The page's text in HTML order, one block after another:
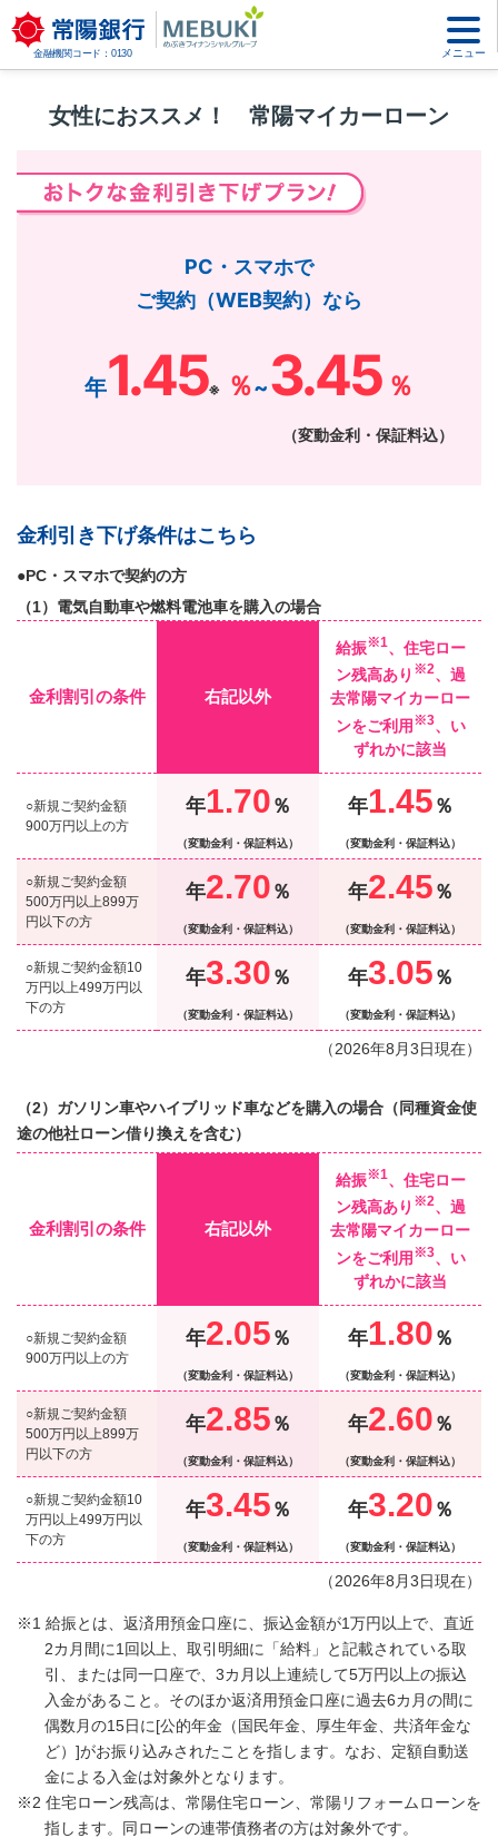
金融機関コード：0130 メニュー
女性におススメ！ 常陽マイカーローン
PC・スマホで
ご契約（WEB契約）なら
年1.45※ ％~3.45 ％
（変動金利・保証料込）
金利引き下げ条件はこちら
●PC・スマホで契約の方
（1）電気自動車や燃料電池車を購入の場合
金利割引の条件 右記以外
給振※1、住宅ロー
ン残高あり ※2、過
去常陽マイカーロー
ンをご利用 ※3、い
ずれかに該当
○新規ご契約金額
900万円以上の方
年1.70 ％
（変動金利・保証料込）
年1.45 ％
（変動金利・保証料込）
○新規ご契約金額
500万円以上899万
円以下の方
年2.70 ％
（変動金利・保証料込）
年2.45 ％
（変動金利・保証料込）
○新規ご契約金額10
万円以上499万円以
下の方
年3.30 ％
（変動金利・保証料込）
年3.05 ％
（変動金利・保証料込）
（2026年8 月3日現在）
（2）ガソリン車やハイブリッド車などを購入の場合（同種資金使
途の他社ローン借り換えを含む）
金利割引の条件 右記以外
給振※1、住宅ロー
ン残高あり ※2、過
去常陽マイカーロー
ンをご利用 ※3、い
ずれかに該当
○新規ご契約金額
900万円以上の方
年2.05 ％
（変動金利・保証料込）
年1.80 ％
（変動金利・保証料込）
○新規ご契約金額
500万円以上899万
円以下の方
年2.85 ％
（変動金利・保証料込）
年2.60 ％
（変動金利・保証料込）
○新規ご契約金額10
万円以上499万円以
下の方
年3.45 ％
（変動金利・保証料込）
年3.20 ％
（変動金利・保証料込）
（2026年8 月3日現在）
※1 給振とは、返済用預金口座に、振込金額が1万円以上で、直近
2カ月間に1回以上、取引明細に「給料」と記載されている取
引、または同一口座で、3カ月以上連続して5万円以上の振込
入金があること。そのほか返済用預金口座に過去6カ月の間に
偶数月の15日に[公的年金（国民年金、厚生年金、共済年金な
ど）]がお振り込みされたことを指します。なお、定額自動送
金による入金は対象外となります。
※2 住宅ローン残高は、常陽住宅ローン、常陽リフォームローンを
指します。同ローンの連帯債務者の方は対象外です。